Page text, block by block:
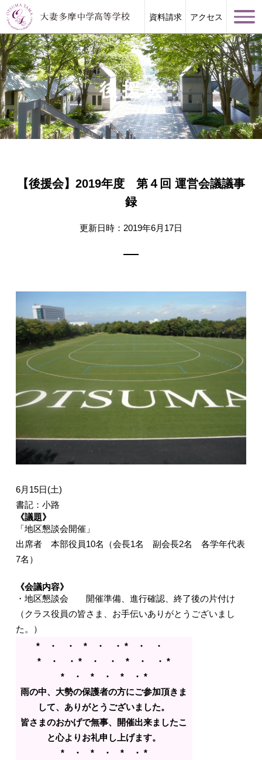
資料請求 アクセス
学校案内
学校生活
後援会
【後援会】2019年度 第４回 運営会議議事
録
更新日時：2019年6月17日
6月15日(土)
書記：小路
《議題》
「地区懇談会開催」
出席者 本部役員10名（会長1名 副会長2名 各学年代表
7名）
《会議内容》
・地区懇談会 開催準備、進行確認、終了後の片付け
（クラス役員の皆さま、お手伝いありがとうございまし
た。）
* ・ ・ * ・ ・ * ・ ・
* ・ ・ * ・ ・ * ・ ・ *
* ・ * ・ * ・ *
雨の中、大勢の保護者の方にご参加頂きま
して、ありがとうございました。
皆さまのおかげで無事、開催出来ましたこ
と心よりお礼申し上げます。
* ・ * ・ * ・ *